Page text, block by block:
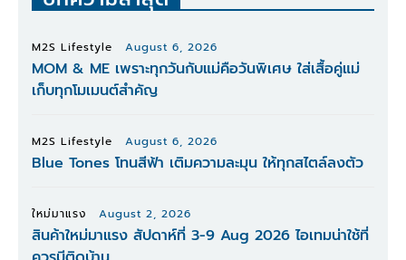
M2S Lifestyle August 6, 2026
MOM & ME เพราะทุกวันกับแม่คือวันพิเศษ ใส่เสื้อคู่แม่
เก็บทุกโมเมนต์สำคัญ
M2S Lifestyle August 6, 2026
Blue Tones โทนสีฟ้า เติมความละมุน ให้ทุกสไตล์ลงตัว
ใหม่มาแรง August 2, 2026
สินค้าใหม่มาแรง สัปดาห์ที่ 3-9 Aug 2026 ไอเทมน่าใช้ที่